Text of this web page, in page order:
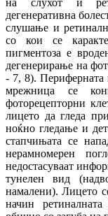
на слухот и
дегенеративна
слушање и
со кои се
пигментоза е
дегенерирање на
- 7, 8). Периферната
мрежница се
фоторецепторни
лицето да гледа
ноќно гледање и
стапчињата се
нерамномерен
недостасуваат
тунелен вид
намалени). Лицето
начин